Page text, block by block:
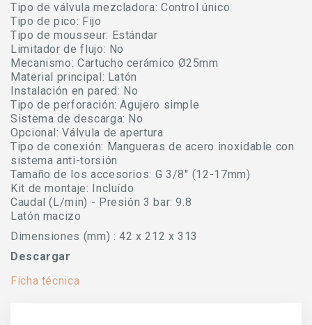
Tipo de válvula mezcladora: Control único
Tipo de pico: Fijo
Tipo de mousseur: Estándar
Limitador de flujo: No
Mecanismo: Cartucho cerámico Ø25mm
Material principal: Latón
Instalación en pared: No
Tipo de perforación: Agujero simple
Sistema de descarga: No
Opcional: Válvula de apertura
Tipo de conexión: Mangueras de acero inoxidable con
sistema anti-torsión
Tamaño de los accesorios: G 3/8'' (12-17mm)
Kit de montaje: Incluído
Caudal (L/min) - Presión 3 bar: 9.8
Latón macizo
Dimensiones (mm) : 42 x 212 x 313
Descargar
Ficha técnica